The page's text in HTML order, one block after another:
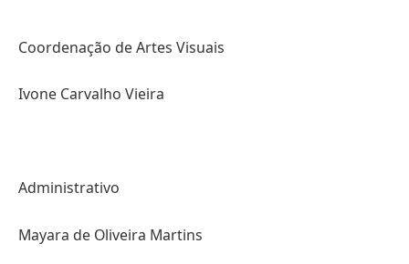
Coordenação de Artes Visuais
Ivone Carvalho Vieira
Administrativo
Mayara de Oliveira Martins